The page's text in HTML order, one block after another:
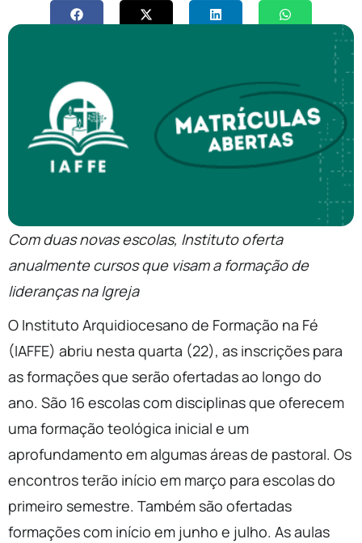
Com duas novas escolas, Instituto oferta
anualmente cursos que visam a formação de
lideranças na Igreja
O Instituto Arquidiocesano de Formação na Fé
(IAFFE) abriu nesta quarta (22), as inscrições para
as formações que serão ofertadas ao longo do
ano. São 16 escolas com disciplinas que oferecem
uma formação teológica inicial e um
aprofundamento em algumas áreas de pastoral. Os
encontros terão início em março para escolas do
primeiro semestre. Também são ofertadas
formações com início em junho e julho. As aulas